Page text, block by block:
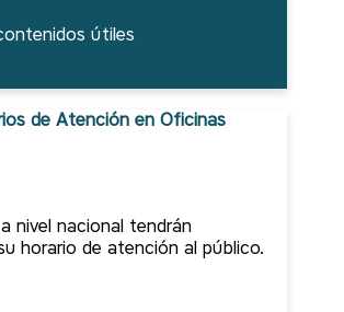
útiles
de Atención en Oficinas
nivel nacional tendrán
horario de atención al público.